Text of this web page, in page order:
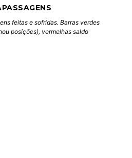
feitas e sofridas. Barras verdes
posições), vermelhas saldo